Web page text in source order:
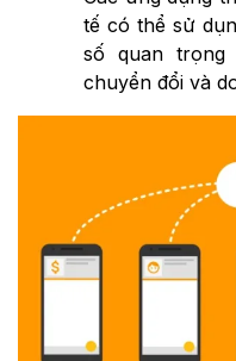
tế có thể sử
số quan
chuyển đổi và